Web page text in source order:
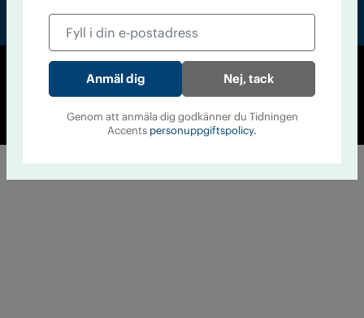
© Tidningen Accent 2026Nej, tack
Genom att anmäla dig godkänner du Tidningen
Accents personuppgiftspolicy.